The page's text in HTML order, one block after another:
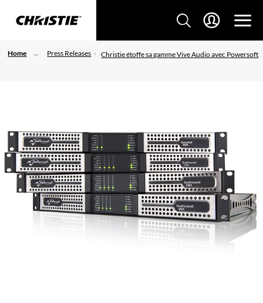
Home Press Releases Christie étoffe sa gamme Vive Audio avec Powersoft